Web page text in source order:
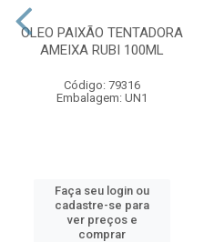
OLEO PAIXÃO TENTADORA
AMEIXA RUBI 100ML
Código: 79316
Embalagem: UN1
Faça seu login ou
cadastre-se para
ver preços e
comprar